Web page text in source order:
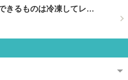
きるものは冷凍してレ…